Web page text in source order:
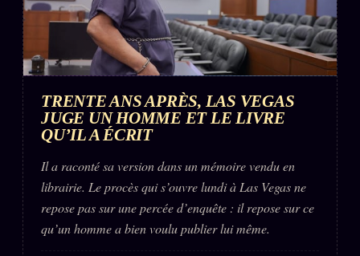
TRENTE ANS APRÈS, LAS VEGAS
JUGE UN HOMME ET LE LIVRE
QU’IL A ÉCRIT
Il a raconté sa version dans un mémoire vendu en
librairie. Le procès qui s’ouvre lundi à Las Vegas ne
repose pas sur une percée d’enquête : il repose sur ce
qu’un homme a bien voulu publier lui même.